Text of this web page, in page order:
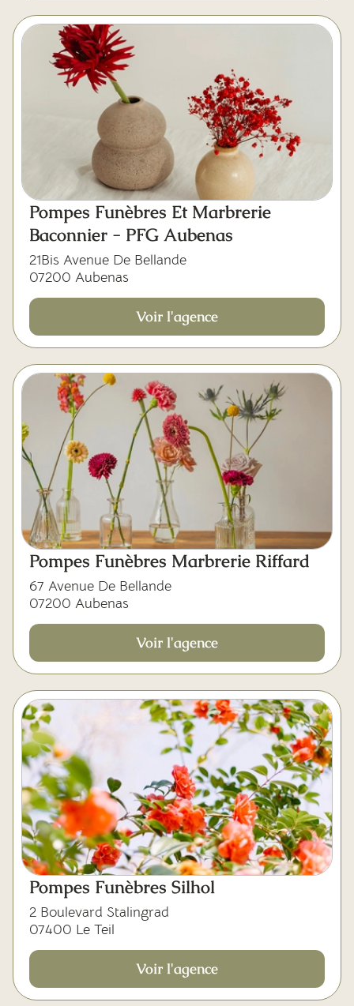
Pompes Funèbres Et Marbrerie
Baconnier - PFG Aubenas
21Bis Avenue De Bellande
07200 Aubenas
Voir l'agence
Pompes Funèbres Marbrerie Riffard
67 Avenue De Bellande
07200 Aubenas
Voir l'agence
Pompes Funèbres Silhol
2 Boulevard Stalingrad
07400 Le Teil
Voir l'agence